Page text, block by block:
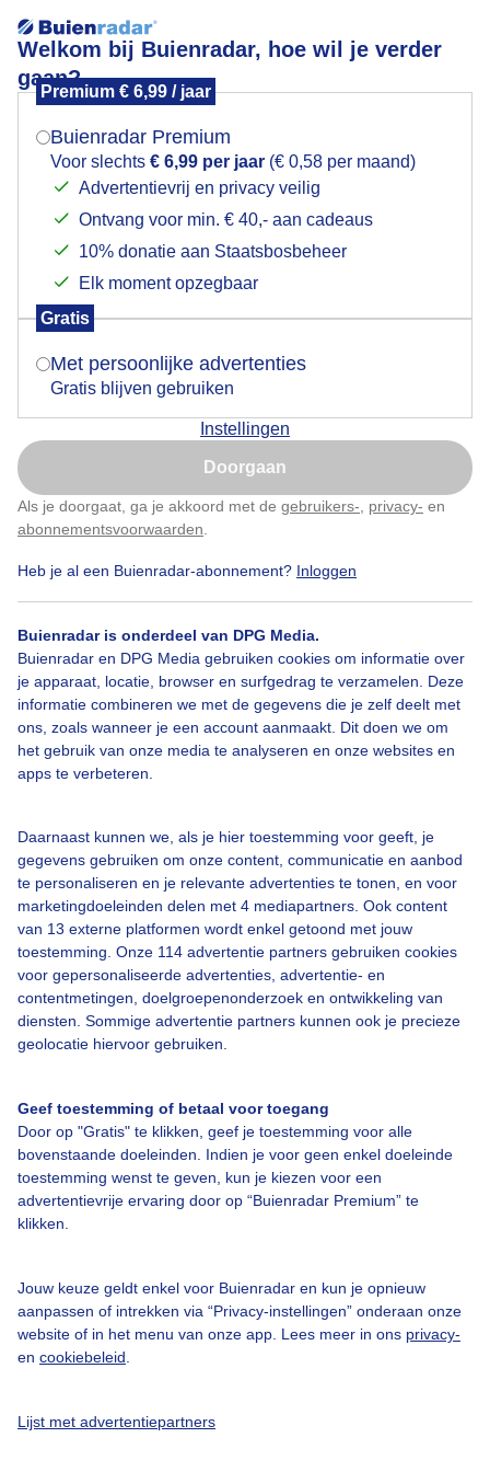
Welkom bij Buienradar, hoe wil je verder
gaan?
Premium € 6,99 / jaar
Buienradar Premium
Voor slechts € 6,99 per jaar (€ 0,58 per maand)
Advertentievrij en privacy veilig
Ontvang voor min. € 40,- aan cadeaus
10% donatie aan Staatsbosbeheer
Elk moment opzegbaar
Gratis
Met persoonlijke advertenties
Gratis blijven gebruiken
Instellingen
Doorgaan
Als je doorgaat, ga je akkoord met de gebruikers- privacy- en
abonnementsvoorwaarden
Heb je al een Buienradar-abonnement? Inloggen
Buienradar is onderdeel van DPG Media.
Buienradar en DPG Media gebruiken cookies om informatie over
je apparaat, locatie, browser en surfgedrag te verzamelen. Deze
informatie combineren we met de gegevens die je zelf deelt met
ons, zoals wanneer je een account aanmaakt. Dit doen we om
het gebruik van onze media te analyseren en onze websites en
apps te verbeteren.
Daarnaast kunnen we, als je hier toestemming voor geeft, je
gegevens gebruiken om onze content, communicatie en aanbod
te personaliseren en je relevante advertenties te tonen, en voor
marketingdoeleinden delen met 4 mediapartners. Ook content
van 13 externe platformen wordt enkel getoond met jouw
toestemming. Onze 114 advertentie partners gebruiken cookies
voor gepersonaliseerde advertenties, advertentie- en
contentmetingen, doelgroepenonderzoek en ontwikkeling van
diensten. Sommige advertentie partners kunnen ook je precieze
geolocatie hiervoor gebruiken.
Geef toestemming of betaal voor toegang
Door op "Gratis" te klikken, geef je toestemming voor alle
bovenstaande doeleinden. Indien je voor geen enkel doeleinde
toestemming wenst te geven, kun je kiezen voor een
advertentievrije ervaring door op “Buienradar Premium” te
klikken.
Jouw keuze geldt enkel voor Buienradar en kun je opnieuw
aanpassen of intrekken via “Privacy-instellingen” onderaan onze
website of in het menu van onze app. Lees meer in ons privacy-
en cookiebeleid
Lijst met advertentiepartners
Blauwe lucht en een lage wolkenband
Door: Astrid Wiessner Hoog Gemaakt: 05-09-2025, 37x bekeken
#blauwelucht Wolken
Bekijk slideshow
Over Buienradar
Bedrijfsgegevens
Contact
Toegankelijkheid
Gebruikersvoorwaarden
Adverteren
Privacy beleid
Cookie beleid
Gratis weerdata
Mogen we je locatie gebruiken voor het
Indien je hier nog geen akkoord op hebt gegeven,
verschijnt er zo een pop-up uit je browser waarin
Is goed, toon de popup
Nu niet, misschien later
Klik hierom dit aan te passen